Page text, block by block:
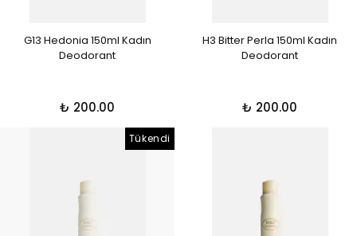
G13 Hedonia 150ml Kadın
Deodorant
₺ 200.00
H3 Bitter Perla 150ml Kadın
Deodorant
₺ 200.00
Tükendi